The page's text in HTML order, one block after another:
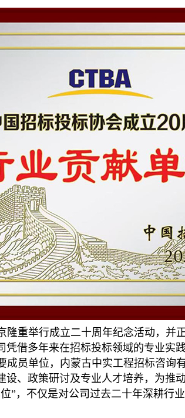
隆重举行成立二十周年纪念活动，并
借多年来在招标投标领域的专业实
成员单位，内蒙古中实工程招标咨询
设、政策研讨及专业人才培养，为推
”，不仅是对公司过去二十年深耕行